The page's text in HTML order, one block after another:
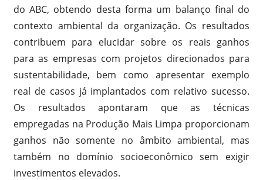
do ABC, obtendo desta forma um balanço final do
contexto ambiental da organização. Os resultados
contribuem para elucidar sobre os reais ganhos
para as empresas com projetos direcionados para
sustentabilidade, bem como apresentar exemplo
real de casos já implantados com relativo sucesso.
Os resultados apontaram que as técnicas
empregadas na Produção Mais Limpa proporcionam
ganhos não somente no âmbito ambiental, mas
também no domínio socioeconômico sem exigir
investimentos elevados.